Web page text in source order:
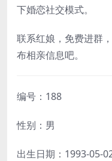
下婚恋社交模式。
联系红娘，免费进群
布相亲信息吧。
编号：188
性别：男
出生日期：1993-05-